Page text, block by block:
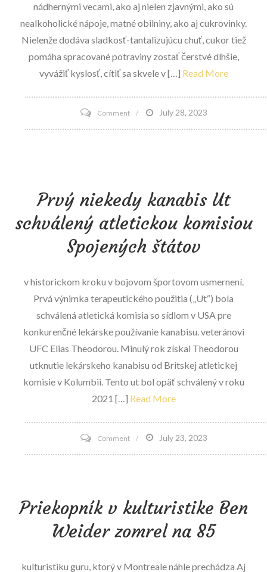
nádhernými vecami, ako aj nielen zjavnými, ako sú
nealkoholické nápoje, matné obilniny, ako aj cukrovinky.
Nielenže dodáva sladkosť-tantalizujúcu chuť, cukor tiež
pomáha spracované potraviny zostať čerstvé dlhšie,
vyvážiť kyslosť, cítiť sa skvele v […] Read More
Commenton
7
sa
rád
skrýva
July 28, 2023
Prvý niekedy kanabis Ut
schválený atletickou komisiou
Spojených štátov
v historickom kroku v bojovom športovom usmernení.
Prvá výnimka terapeutického použitia („Ut“) bola
schválená atletická komisia so sídlom v USA pre
konkurenčné lekárske používanie kanabisu. veteránovi
UFC Elias Theodorou. Minulý rok získal Theodorou
utknutie lekárskeho kanabisu od Britskej atletickej
komisie v Kolumbii. Tento ut bol opäť schválený v roku
2021 […] Read More
Commenton
Prvý
atletickou
Spojených
July 23, 2023
Priekopník v kulturistike Ben
Weider zomrel na 85
kulturistiku guru, ktorý v Montreale náhle prechádza Aj